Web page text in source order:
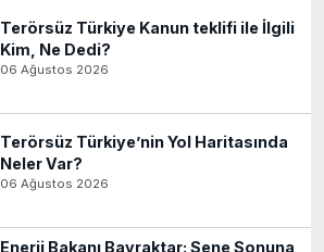
Terörsüz Türkiye Kanun teklifi ile İlgili
Kim, Ne Dedi?
06 Ağustos 2026
Terörsüz Türkiye’nin Yol Haritasında
Neler Var?
06 Ağustos 2026
Enerji Bakanı Bayraktar: Sene Sonuna